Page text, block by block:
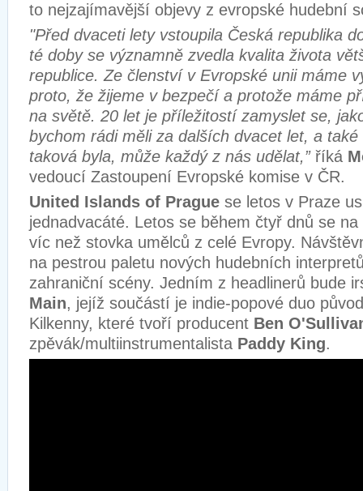
to nejzajímavější objevy z evropské hudební
"Před dvaceti lety vstoupila Česká republika
té doby se významně zvedla kvalita života
republice. Ze členství v Evropské unii máme
proto, že žijeme v bezpečí a protože máme
na světě. 20 let je příležitostí zamyslet se,
bychom rádi měli za dalších dvacet let, a
taková byla, může každý z nás udělat,” říká
vedoucí Zastoupení Evropské komise v ČR.
United Islands of Prague se letos v Praze
jednadvacáté. Letos se během čtyř dnů se
víc než stovka umělců z celé Evropy.
na pestrou paletu nových hudebních
zahraniční scény. Jedním z headlinerů bude
Main, jejíž součástí je indie-popové duo
Kilkenny, které tvoří producent Ben
zpěvák/multiinstrumentalista Paddy King.